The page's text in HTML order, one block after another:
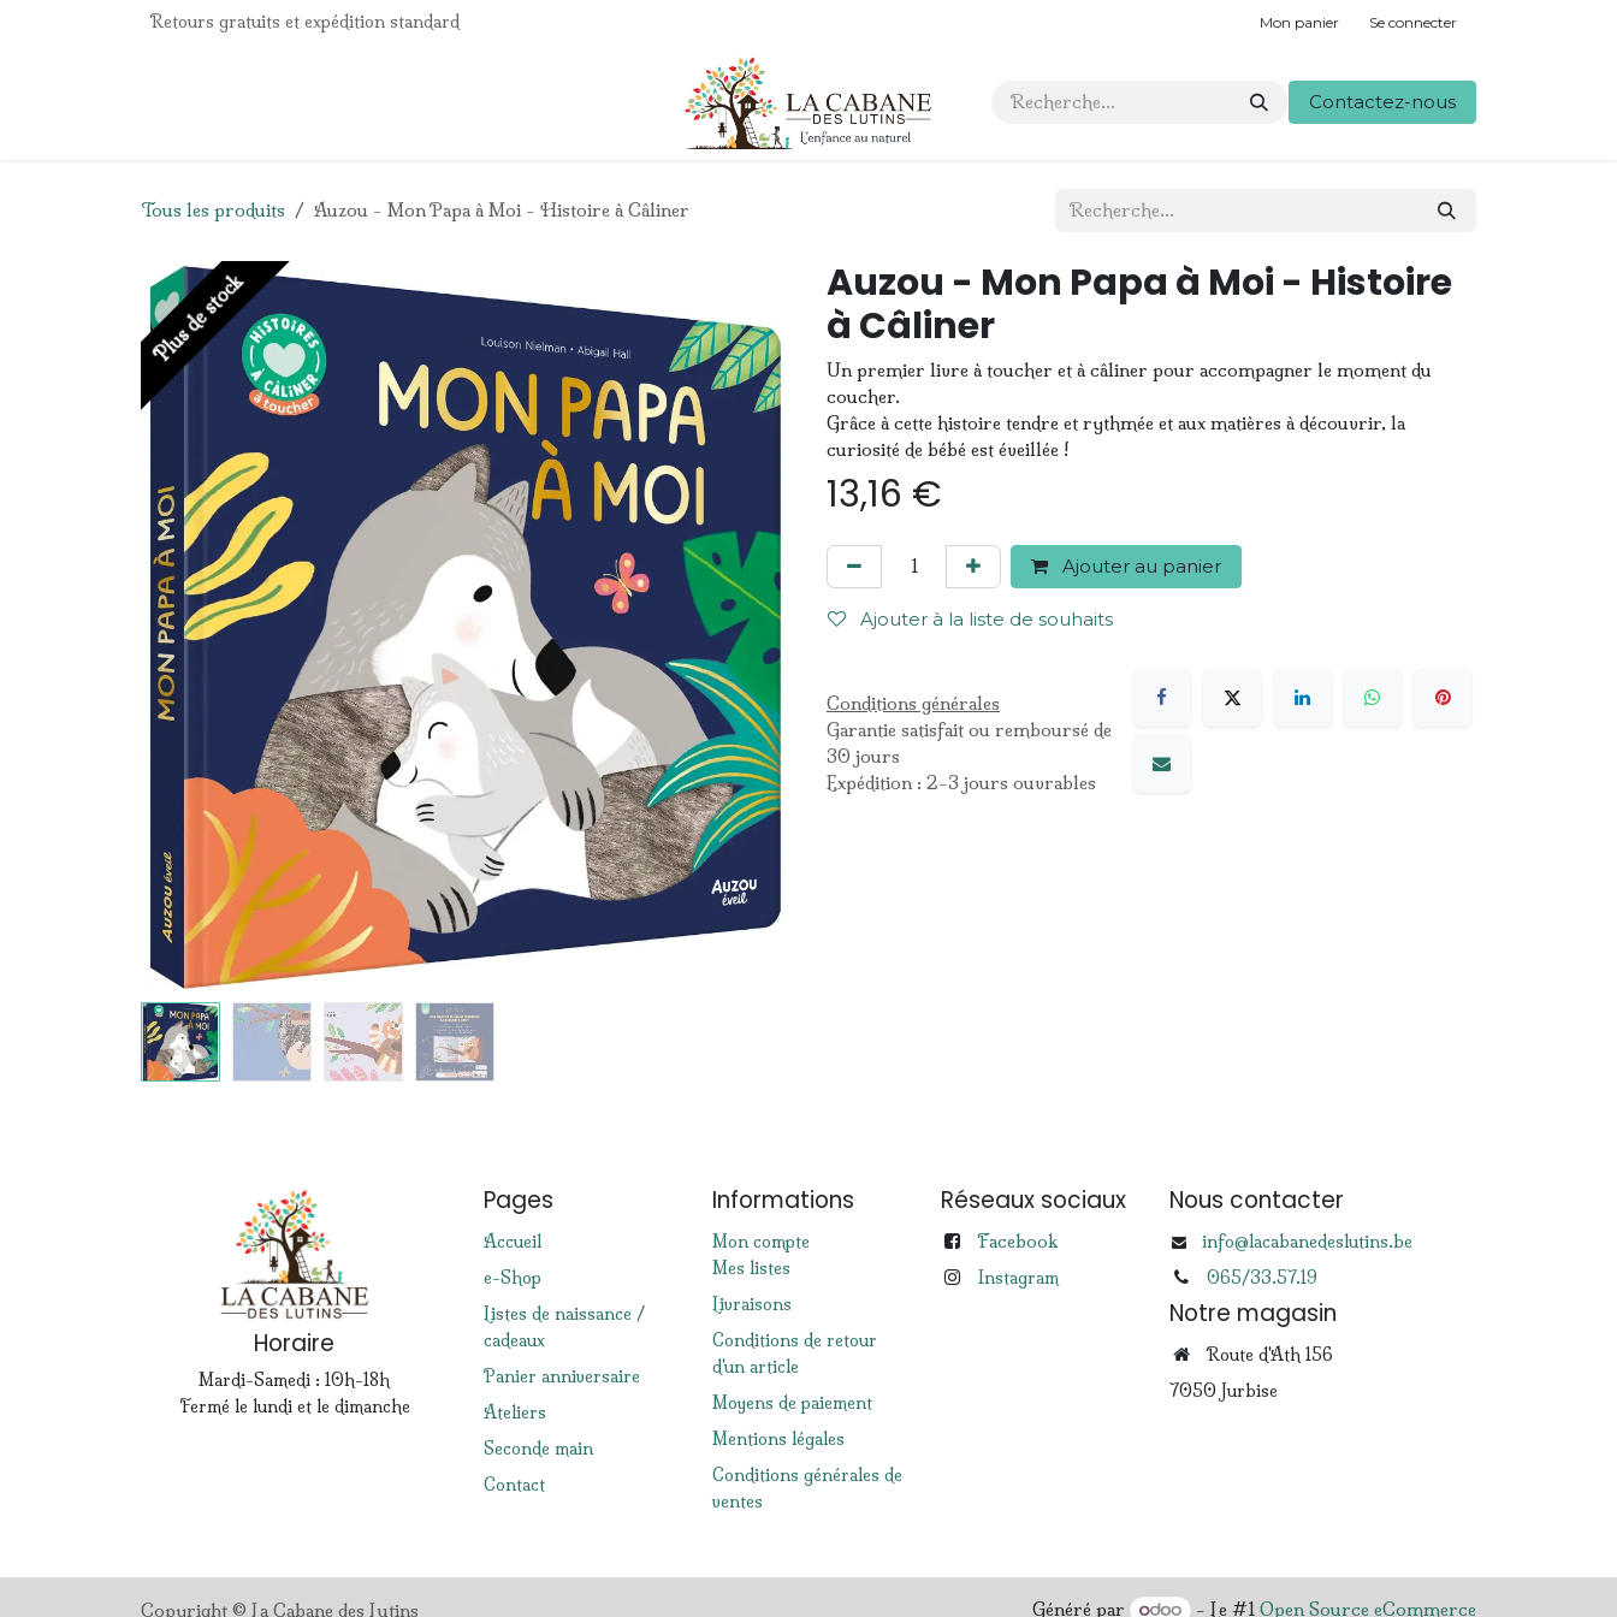
Se rendre au contenuRetours gratuits et expédition standard Mon panier Se connecter
Contact Contactez-nous
Tous les produits Auzou - Mon Papa à Moi - Histoire à Câliner
Plus de stock
Auzou - Mon Papa à Moi - Histoire
à Câliner
Un premier livre à toucher et à câliner pour accompagner le moment du
coucher.
Grâce à cette histoire tendre et rythmée et aux matières à découvrir, la
curiosité de bébé est éveillée !
13,16 €
Ajouter au panier
Ajouter à la liste de souhaits
Conditions générales
Garantie satisfait ou remboursé de
30 jours
Expédition : 2-3 jours ouvrables
Horaire
Mardi-Samedi : 10h-18h
Fermé le lundi et le dimanche
Pages
Accueil
e-Shop
Listes de naissance /
cadeaux
Panier anniversaire
Ateliers
Seconde main
Contact
Informations
Mon compte
Mes listes
Livraisons
Conditions de retour
d'un article
Moyens de paiement
Mentions légales
Conditions générales de
ventes
Réseaux sociaux
Facebook
Instagram
Nous contacter
info@lacabanedeslutins.be
065/33.57.19
Notre magasin
Route d'Ath 156
7050 Jurbise
Copyright © La Cabane des Lutins Généré par - Le #1 Open Source eCommerce